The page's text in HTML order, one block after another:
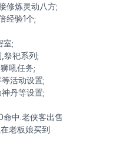
修炼灵动八方;
经验1个;
室;
祭祀系列;
吼任务;
活动设置;
丹等设置;
命中.老侠客出售
老板娘买到